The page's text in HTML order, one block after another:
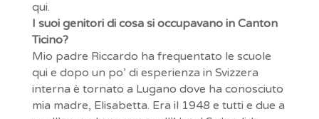
qui.
I suoi genitori di cosa si occupavano in Canton
Ticino?
Mio padre Riccardo ha frequentato le scuole
qui e dopo un po’ di esperienza in Svizzera
interna è tornato a Lugano dove ha conosciuto
mia madre, Elisabetta. Era il 1948 e tutti e due a